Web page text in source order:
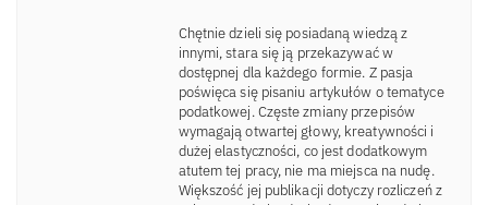
Chętnie dzieli się posiadaną wiedzą z
innymi, stara się ją przekazywać w
dostępnej dla każdego formie. Z pasja
poświęca się pisaniu artykułów o tematyce
podatkowej. Częste zmiany przepisów
wymagają otwartej głowy, kreatywności i
dużej elastyczności, co jest dodatkowym
atutem tej pracy, nie ma miejsca na nudę.
Większość jej publikacji dotyczy rozliczeń z